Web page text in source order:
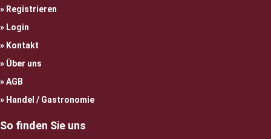
Registrieren
Login
Kontakt
Über uns
AGB
Handel / Gastronomie
So finden Sie uns